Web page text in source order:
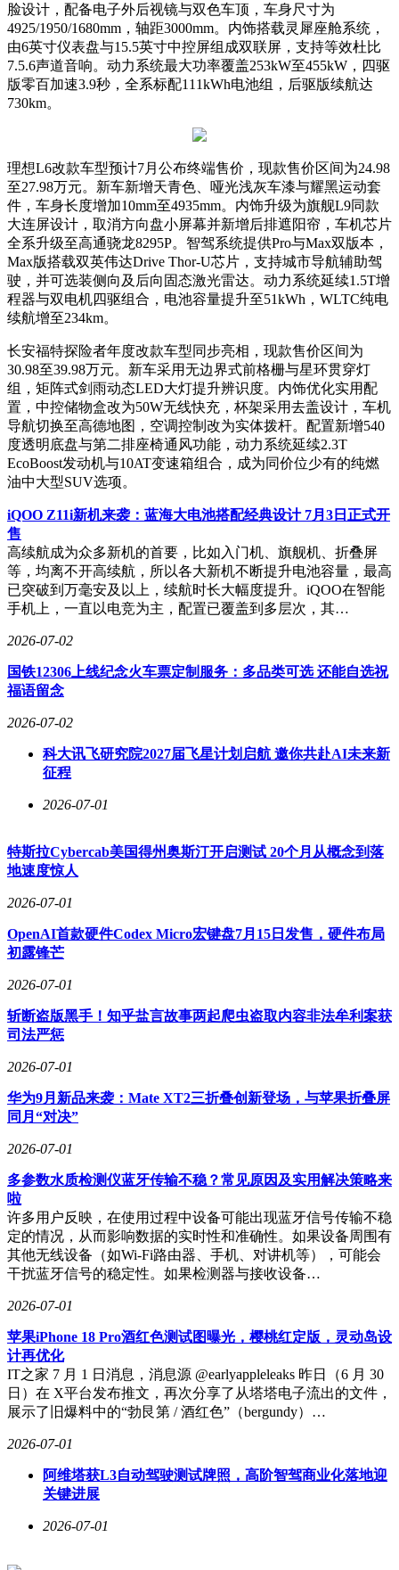
脸设计，配备电子外后视镜与双色车顶，车身尺寸为
4925/1950/1680mm，轴距3000mm。内饰搭载灵犀座舱系统，
由6英寸仪表盘与15.5英寸中控屏组成双联屏，支持等效杜比
7.5.6声道音响。动力系统最大功率覆盖253kW至455kW，四驱
版零百加速3.9秒，全系标配111kWh电池组，后驱版续航达
730km。
理想L6改款车型预计7月公布终端售价，现款售价区间为24.98
至27.98万元。新车新增天青色、哑光浅灰车漆与耀黑运动套
件，车身长度增加10mm至4935mm。内饰升级为旗舰L9同款
大连屏设计，取消方向盘小屏幕并新增后排遮阳帘，车机芯片
全系升级至高通骁龙8295P。智驾系统提供Pro与Max双版本，
Max版搭载双英伟达Drive Thor-U芯片，支持城市导航辅助驾
驶，并可选装侧向及后向固态激光雷达。动力系统延续1.5T增
程器与双电机四驱组合，电池容量提升至51kWh，WLTC纯电
续航增至234km。
长安福特探险者年度改款车型同步亮相，现款售价区间为
30.98至39.98万元。新车采用无边界式前格栅与星环贯穿灯
组，矩阵式剑雨动态LED大灯提升辨识度。内饰优化实用配
置，中控储物盒改为50W无线快充，杯架采用去盖设计，车机
导航切换至高德地图，空调控制改为实体拨杆。配置新增540
度透明底盘与第二排座椅通风功能，动力系统延续2.3T
EcoBoost发动机与10AT变速箱组合，成为同价位少有的纯燃
油中大型SUV选项。
iQOO Z11i新机来袭：蓝海大电池搭配经典设计 7月3日正式开
售
高续航成为众多新机的首要，比如入门机、旗舰机、折叠屏
等，均离不开高续航，所以各大新机不断提升电池容量，最高
已突破到万毫安及以上，续航时长大幅度提升。iQOO在智能
手机上，一直以电竞为主，配置已覆盖到多层次，其…
2026-07-02
国铁12306上线纪念火车票定制服务：多品类可选 还能自选祝
福语留念
2026-07-02
科大讯飞研究院2027届飞星计划启航 邀你共赴AI未来新
征程
2026-07-01
特斯拉Cybercab美国得州奥斯汀开启测试 20个月从概念到落
地速度惊人
2026-07-01
OpenAI首款硬件Codex Micro宏键盘7月15日发售，硬件布局
初露锋芒
2026-07-01
斩断盗版黑手！知乎盐言故事两起爬虫盗取内容非法牟利案获
司法严惩
2026-07-01
华为9月新品来袭：Mate XT2三折叠创新登场，与苹果折叠屏
同月“对决”
2026-07-01
多参数水质检测仪蓝牙传输不稳？常见原因及实用解决策略来
啦
许多用户反映，在使用过程中设备可能出现蓝牙信号传输不稳
定的情况，从而影响数据的实时性和准确性。如果设备周围有
其他无线设备（如Wi-Fi路由器、手机、对讲机等），可能会
干扰蓝牙信号的稳定性。如果检测器与接收设备…
2026-07-01
苹果iPhone 18 Pro酒红色测试图曝光，樱桃红定版，灵动岛设
计再优化
IT之家 7 月 1 日消息，消息源 @earlyappleleaks 昨日（6 月 30
日）在 X平台发布推文，再次分享了从塔塔电子流出的文件，
展示了旧爆料中的“勃艮第 / 酒红色”（bergundy）…
2026-07-01
阿维塔获L3自动驾驶测试牌照，高阶智驾商业化落地迎
关键进展
2026-07-01